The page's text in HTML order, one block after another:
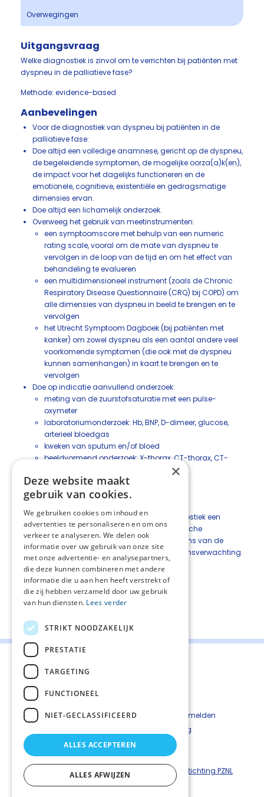
Overwegingen
Uitgangsvraag
Welke diagnostiek is zinvol om te verrichten bij patiënten met
dyspneu in de palliatieve fase?
Methode: evidence-based
Aanbevelingen
Voor de diagnostiek van dyspneu bij patiënten in de
palliatieve fase:
Doe altijd een volledige anamnese, gericht op de dyspneu,
de begeleidende symptomen, de mogelijke oorza(a)k(en),
de impact voor het dagelijks functioneren en de
emotionele, cognitieve, existentiële en gedragsmatige
dimensies ervan.
Doe altijd een lichamelijk onderzoek.
Overweeg het gebruik van meetinstrumenten:
een symptoomscore met behulp van een numeric
rating scale, vooral om de mate van dyspneu te
vervolgen in de loop van de tijd en om het effect van
behandeling te evalueren
een multidimensioneel instrument (zoals de Chronic
Respiratory Disease Questionnaire (CRQ) bij COPD) om
alle dimensies van dyspneu in beeld te brengen en te
vervolgen
het Utrecht Symptoom Dagboek (bij patiënten met
kanker) om zowel dyspneu als een aantal andere veel
voorkomende symptomen (die ook met de dyspneu
kunnen samenhangen) in kaart te brengen en te
vervolgen
Doe op indicatie aanvullend onderzoek:
meting van de zuurstofsaturatie met een pulse-
oxymeter
laboratoriumonderzoek: Hb, BNP, D-dimeer, glucose,
arterieel bloedgas
kweken van sputum en/of bloed
beeldvormend onderzoek: X-thorax, CT-thorax, CT-
longfunctieonderzoek
ECG
Maak bij de keuze voor aanvullende diagnostiek een
afweging van haalbaarheid en therapeutische
consequenties, mede in het licht van de wens van de
patiënt, zijn of haar verblijfplaats en de levensverwachting.
Deel deze pagina:
Contact
Kwetsbaarheid melden
Privacyverkaring
Disclaimer
Richtlijnen palliatieve zorg is een uitgave van © Stichting PZNL
×
Deze website maakt
gebruik van cookies.
We gebruiken cookies om inhoud en
advertenties te personaliseren en om ons
verkeer te analyseren. We delen ook
informatie over uw gebruik van onze site
met onze advertentie- en analysepartners,
die deze kunnen combineren met andere
informatie die u aan hen heeft verstrekt of
die zij hebben verzameld door uw gebruik
van hun diensten. Lees verder
STRIKT NOODZAKELIJK
PRESTATIE
TARGETING
FUNCTIONEEL
NIET-GECLASSIFICEERD
ALLES ACCEPTEREN
ALLES AFWIJZEN